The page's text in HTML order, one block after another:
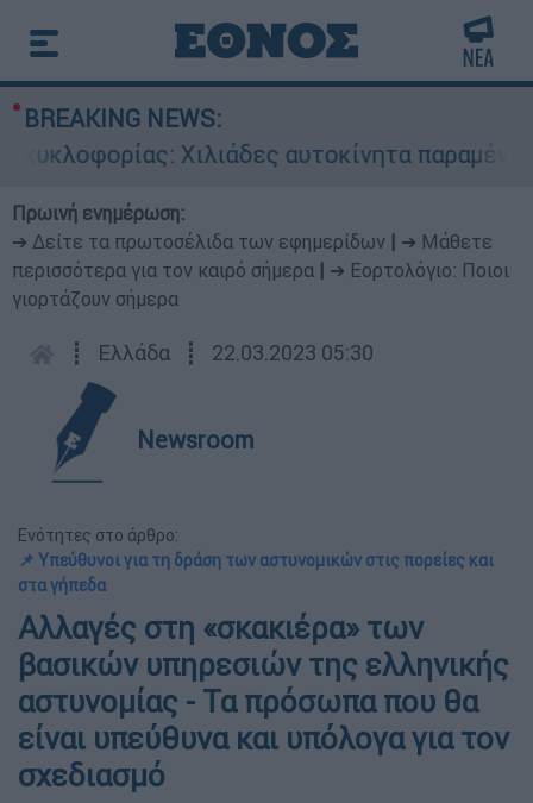
BREAKING NEWS:
Χιλιάδες αυτοκίνητα παραμένουν
Πρωινή ενημέρωση:
➔ Δείτε τα πρωτοσέλιδα των εφημερίδων
➔ Μάθετε
περισσότερα για τον καιρό σήμερα
➔ Εορτολόγιο: Ποιοι
γιορτάζουν σήμερα
┋ Ελλάδα ┋ 22.03.2023 05:30
Newsroom
Ενότητες στο άρθρο:
📌 Υπεύθυνοι για τη δράση των αστυνομικών στις πορείες και
στα γήπεδα
Αλλαγές στη «σκακιέρα» των
βασικών υπηρεσιών της ελληνικής
αστυνομίας - Τα πρόσωπα που θα
είναι υπεύθυνα και υπόλογα για τον
σχεδιασμό